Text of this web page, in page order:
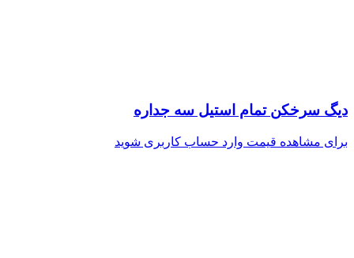
دیگ سرخکن تمام استیل سه جداره
برای مشاهده قیمت وارد حساب کاربری شوید